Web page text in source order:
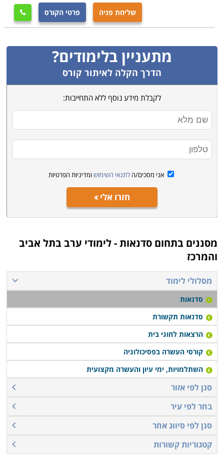
שליחת פניה פרטי הקורס 
מתעניין בלימודים?
הדרך הקלה לאיתור קורס
לקבלת מידע נוסף ללא התחייבות:
אני מסכים/ה לתנאי השימוש ומדיניות הפרטיות
חזרו אלי
מסננים בתחום סדנאות - לימודי ערב בתל אביב
והמרכז
מסלולי לימוד
סדנאות
סדנאות תקשורת
הרצאות לחוגי בית
קורסי העשרה בפסיכולוגיה
השתלמויות, ימי עיון והעשרה מקצועית
סנן לפי אזור
בחר לפי עיר
סנן לפי סיווג אחר
קטגוריות קשורות